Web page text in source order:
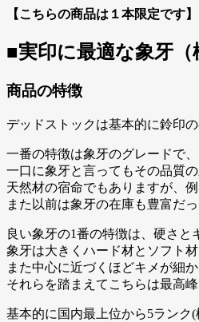
【こちらの商品は１本限定です】
■実印に最適な象牙（
商品の特徴
デッドストックは基本的に鈴印
一番の特徴は象牙のグレードで
一口に象牙と言ってもその品質
天然材の宿命でもありますが、
また以前は象牙の在庫も豊富だ
良い象牙の1番の特徴は、硬さと
象牙は大きくハード材とソフト
また中心に近づくほどキメが細
それらを踏まえてこちらは最高
基本的に国内最上位から5ランク